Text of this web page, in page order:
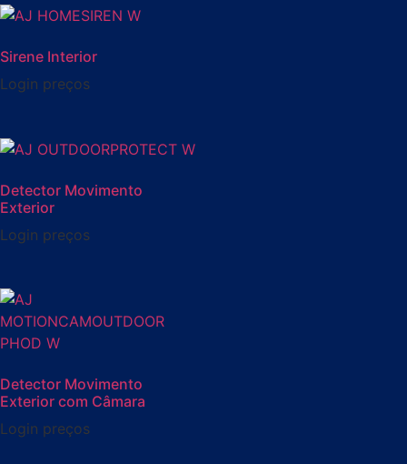
Sirene Interior
Login preços
Detector Movimento
Exterior
Login preços
Detector Movimento
Exterior com Câmara
Login preços